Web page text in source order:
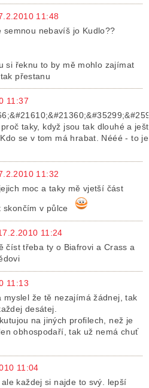
11:48
semnou nebavíš jo Kudlo??
si řeknu to by mě mohlo zajímat
přestanu
11:37
taky, když jsou tak dlouhé a
se v tom má hrabat. Nééé - to je
11:32
moc a taky mě vjetší část
skončím v půlce
11:24
číst třeba ty o Biafrovi a Crass a
11:13
myslel že tě nezajímá žádnej, tak
desátej.
na jiných profilech, než je
obhospodaří, tak už nemá chuť
11:04
ale každej si najde to svý. lepší